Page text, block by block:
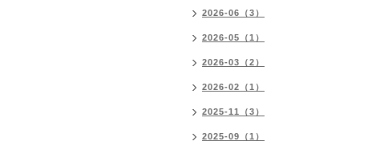
2026-06（3）
2026-05（1）
2026-03（2）
2026-02（1）
2025-11（3）
2025-09（1）